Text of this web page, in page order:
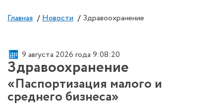
Главная / Новости / Здравоохранение
9 августа 2026 года 9:08:20
Здравоохранение
«Паспортизация малого и
среднего бизнеса»